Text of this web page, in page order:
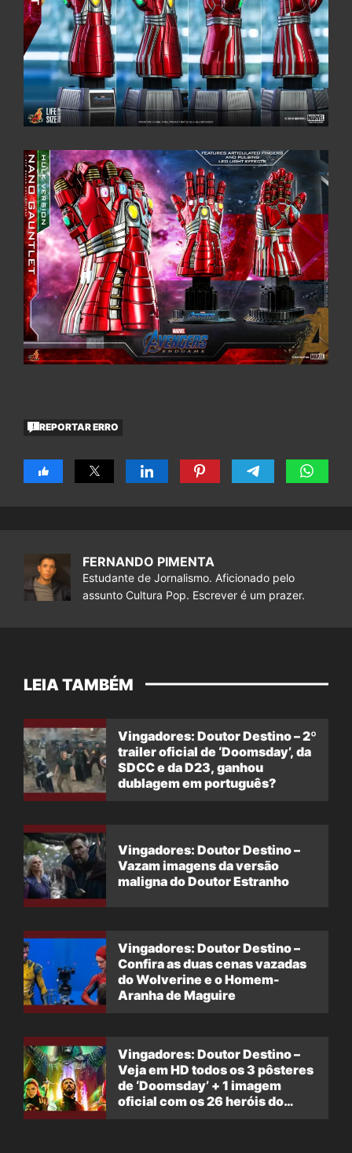
REPORTAR ERRO
FERNANDO PIMENTA
Estudante de Jornalismo. Aficionado pelo
assunto Cultura Pop. Escrever é um prazer.
LEIA TAMBÉM
Vingadores: Doutor Destino – 2º
trailer oficial de ‘Doomsday’, da
SDCC e da D23, ganhou
dublagem em português?
Vingadores: Doutor Destino –
Vazam imagens da versão
maligna do Doutor Estranho
Vingadores: Doutor Destino –
Confira as duas cenas vazadas
do Wolverine e o Homem-
Aranha de Maguire
Vingadores: Doutor Destino –
Veja em HD todos os 3 pôsteres
de ‘Doomsday’ + 1 imagem
oficial com os 26 heróis do